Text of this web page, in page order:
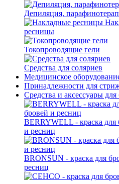
Депиляция,
ресницы
Токопроводящие гели
Средства для соляриев
Медицинское
Принадлежности для
Средства и аксессуары
BERRYWELL - краска для
и ресниц
BRONSUN - краска для
ресниц